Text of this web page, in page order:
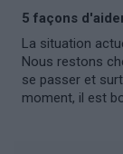
5 façons
La situation
Nous restons
se passer et
moment, il est